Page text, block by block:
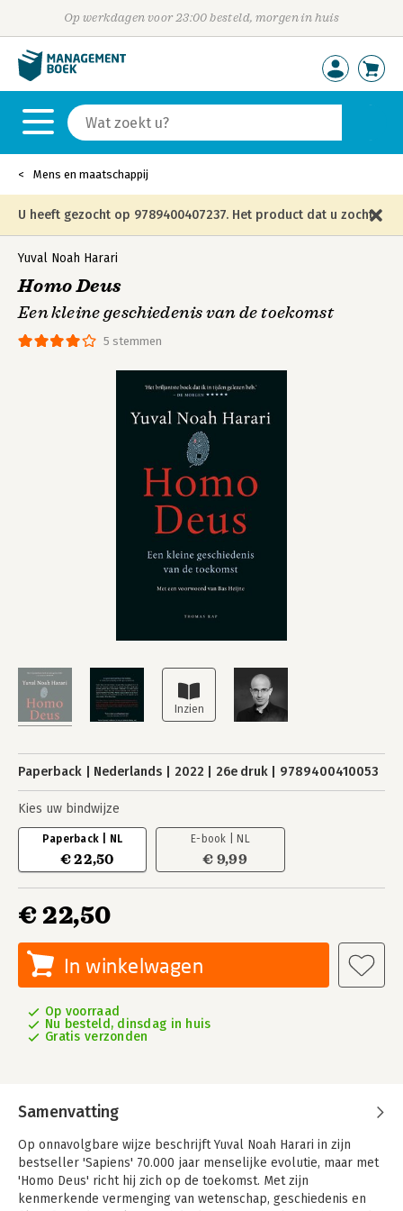
Op werkdagen voor 23:00 besteld, morgen in huis
Mens en maatschappij
U heeft gezocht op 9789400407237. Het product dat u zocht
is niet meer in die editie leverbaar en is vervangen door de
onderstaande editie.
5 stemmen
Yuval Noah Harari
Homo Deus
Een kleine geschiedenis van de toekomst
Paperback Nederlands 2022 26e druk 9789400410053
Kies uw bindwijze
Paperback | NL
€ 22,50
E-book | NL
€ 9,99
€ 22,50
In winkelwagen
Op voorraad
Nu besteld, dinsdag in huis
Gratis verzonden
Samenvatting
Op onnavolgbare wijze beschrijft Yuval Noah Harari in zijn
bestseller 'Sapiens' 70.000 jaar menselijke evolutie, maar met
'Homo Deus' richt hij zich op de toekomst. Met zijn
kenmerkende vermenging van wetenschap, geschiedenis en